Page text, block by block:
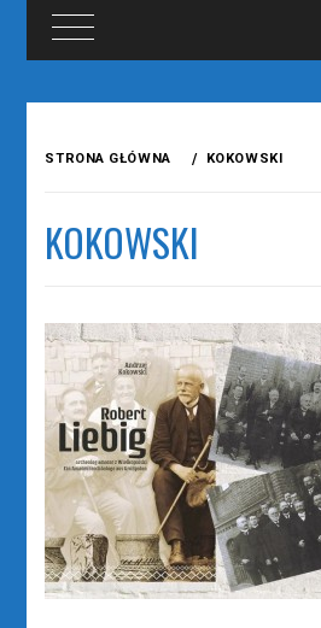
STRONA GŁÓWNA KOKOWSKI
KOKOWSKI